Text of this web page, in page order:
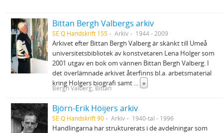
Bittan Bergh Valbergs arkiv
SE Q Handskrift 155 Arkiv 1944 - 2009
Arkivet efter Bittan Bergh Valberg är skänkt till Umeå
universitetsbibliotek av konstvetaren Lena Holger som
2001 utgav en bok om vännen Bittan Bergh Valberg. I
det överlämnade arkivet återfinns bl.a. arbetsmaterial
kring Holgers biografi samt ... »
Bergh Valberg, Bittan
Björn-Erik Höijers arkiv
SE Q Handskrift 90 Arkiv 1940-tal - 1996
Handlingarna har strukturerats i de avdelningar som